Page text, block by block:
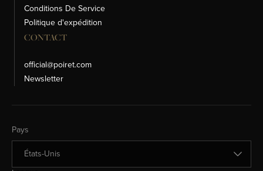
Conditions De Service
Politique d'expédition
CONTACT
official@poiret.com
Newsletter
Pays
Changer de pays